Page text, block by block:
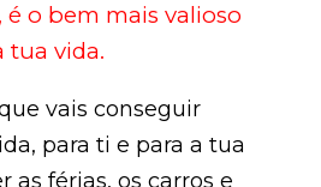
o bem mais valioso
tua vida.
vais conseguir
para ti e para a tua
as férias, os carros e